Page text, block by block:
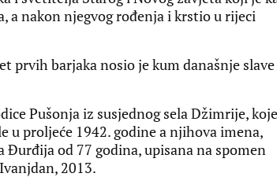
a nakon njegvog rođenja i krstio u rijeci
prvih barjaka nosio je kum današnje slave
Pušonja iz susjednog sela Džimrije,
u proljeće 1942. godine a njihova imena,
Đurđija od 77 godina, upisana na spomen
2013.